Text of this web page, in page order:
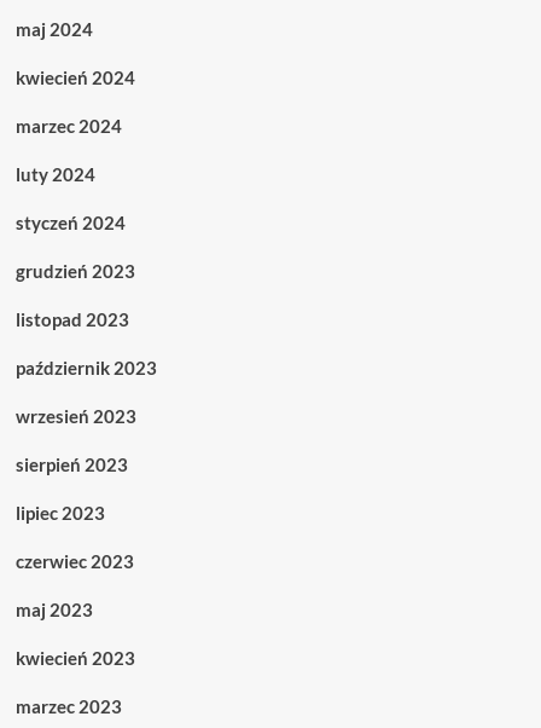
maj 2024
kwiecień 2024
marzec 2024
luty 2024
styczeń 2024
grudzień 2023
listopad 2023
październik 2023
wrzesień 2023
sierpień 2023
lipiec 2023
czerwiec 2023
maj 2023
kwiecień 2023
marzec 2023